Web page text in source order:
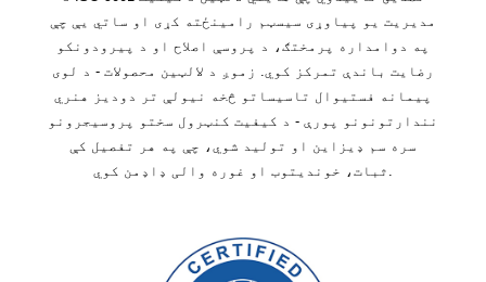
مدیریت یو پیاوړی سیسټم رامینځته کړی او ساتي یې چې
په دوامداره پرمختګ، د پروسې اصلاح او د پیرودونکو
رضایت باندې تمرکز کوي. زموږ د لالټین محصولات - د لوی
پیمانه فستیوال تاسیساتو څخه نیولې تر دودیز هنري
نندارتونونو پورې - د کیفیت کنټرول سختو پروسیجرونو
سره سم ډیزاین او تولید شوي، چې په هر تفصیل کې
ثبات، خوندیتوب او غوره والی ډاډمن کوي.